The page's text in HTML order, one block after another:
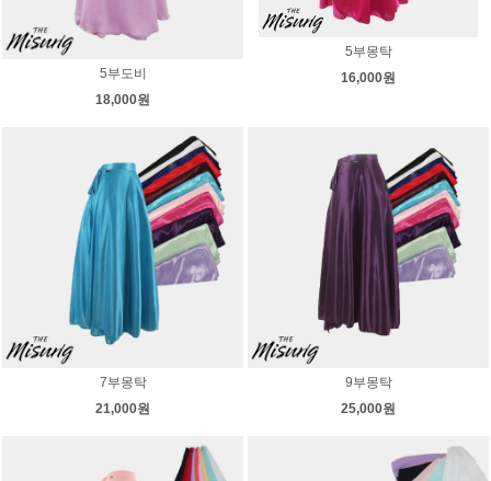
5부도비
18,000원
5부몽탁
16,000원
7부몽탁
21,000원
9부몽탁
25,000원